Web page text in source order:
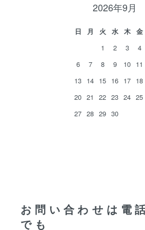
2026年9月
日 月 火 水 木 金
1
2 3 4
6
7 8 9 10 11
13 14 15 16 17 18
20 21 22 23 24 25
27 28 29 30
お問い合わせは電
でも